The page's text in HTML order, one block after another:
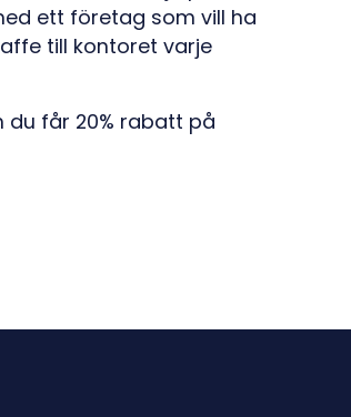
ett företag som vill ha
till kontoret varje
du får 20% rabatt på